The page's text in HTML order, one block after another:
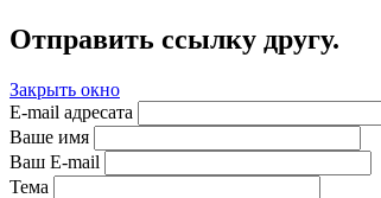
Отправить ссылку другу.
Закрыть окно
E-mail адресата
Ваше имя
Ваш E-mail
Тема